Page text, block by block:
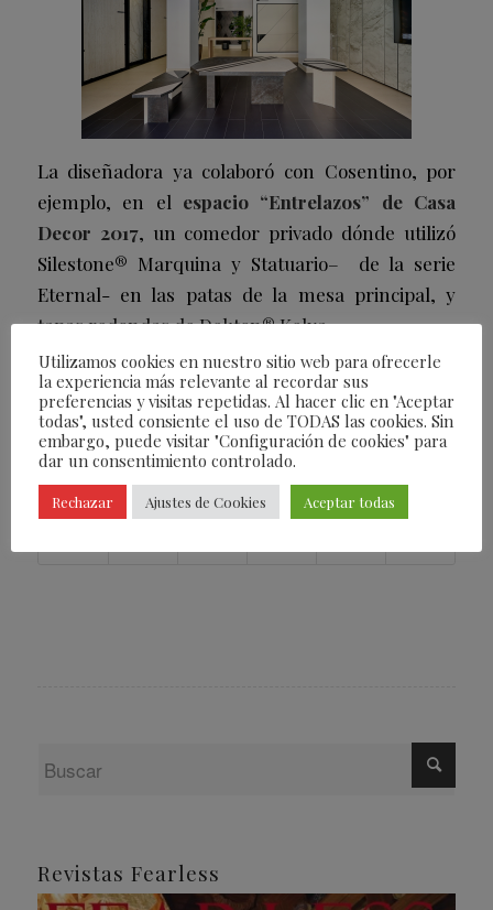
La diseñadora ya colaboró con Cosentino, por
ejemplo, en el espacio “Entrelazos” de Casa
Decor 2017, un comedor privado dónde utilizó
Silestone® Marquina y Statuario– de la serie
Eternal- en las patas de la mesa principal, y
tapas redondas de Dekton® Kelya.
26/07/2023 / PORFEARLESS
Compartir esta entrada
Revistas Fearless
Utilizamos cookies en nuestro sitio web para ofrecerle
la experiencia más relevante al recordar sus
preferencias y visitas repetidas. Al hacer clic en "Aceptar
todas", usted consiente el uso de TODAS las cookies. Sin
embargo, puede visitar "Configuración de cookies" para
dar un consentimiento controlado.
Rechazar Ajustes de Cookies Aceptar todas